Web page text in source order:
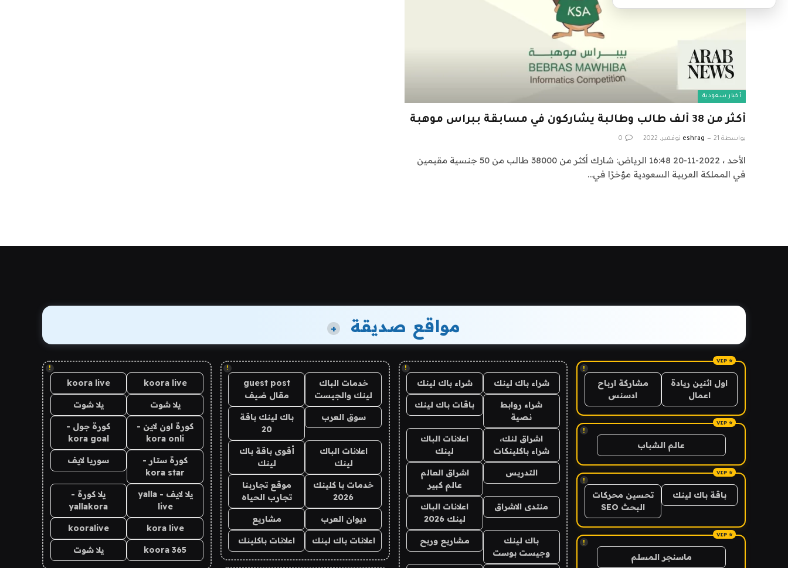
أخبار سعودية
أكثر من 38 ألف طالب وطالبة يشاركون في مسابقة ببراس موهبة
بواسطة eshrag 21 نوفمبر، 2022 0
الأحد ، 2022-11-20 16:48 الرياض: شارك أكثر من 38000 طالب من 50 جنسية مقيمين
في المملكة العربية السعودية مؤخرًا في…
مواقع صديقة +
!
اول اثنين ريادة
اعمال
مشاركة ارباح
ادسنس
!
عالم الشباب
!
باقة باك لينك
تحسين محركات
البحث SEO
!
ماسنجر المسلم
!
شراء باك لينك شراء باك لينك
شراء روابط
نصية
باقات باك لينك
اشراق لنك،
شراء باكلينكات
اعلانات الباك
لينك
التدريس
اشراق العالم
عالم كبير
منتدى الاشراق
اعلانات الباك
لينك 2026
باك لينك
وجيست بوست
مشاريع وربح
!
خدمات الباك
لينك والجيست
guest post
مقال ضيف
سوق العرب
باك لينك باقة
20
اعلانات الباك
لينك
أقوى باقة باك
لينك
خدمات با كلينك
2026
موقع تجاربنا
تجارب الحياه
ديوان العرب مشاريع
اعلانات باك لينك اعلانات باكلينك
!
koora live
koora live
يلا شوت يلا شوت
كورة اون لاين -
kora onli
كورة جول -
kora goal
كورة ستار -
kora star
سوريا لايف
يلا لايف - yalla
live
يلا كورة -
yallakora
kora live
kooralive
koora 365 يلا شوت